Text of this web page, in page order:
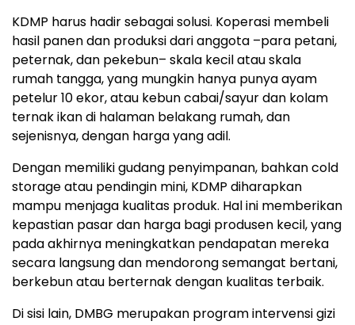
KDMP harus hadir sebagai solusi. Koperasi membeli
hasil panen dan produksi dari anggota –para petani,
peternak, dan pekebun– skala kecil atau skala
rumah tangga, yang mungkin hanya punya ayam
petelur 10 ekor, atau kebun cabai/sayur dan kolam
ternak ikan di halaman belakang rumah, dan
sejenisnya, dengan harga yang adil.
Dengan memiliki gudang penyimpanan, bahkan cold
storage atau pendingin mini, KDMP diharapkan
mampu menjaga kualitas produk. Hal ini memberikan
kepastian pasar dan harga bagi produsen kecil, yang
pada akhirnya meningkatkan pendapatan mereka
secara langsung dan mendorong semangat bertani,
berkebun atau berternak dengan kualitas terbaik.
Di sisi lain, DMBG merupakan program intervensi gizi